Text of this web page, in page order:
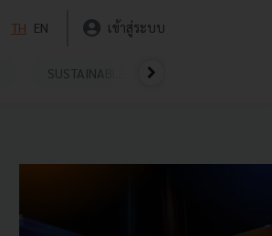
TH EN เข้าสู่ระบบ
SUSTAINABLE